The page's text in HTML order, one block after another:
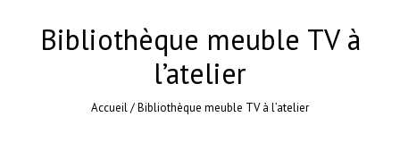
Bibliothèque meuble TV à
l’atelier
Accueil/Bibliothèque meuble TV à l’atelier